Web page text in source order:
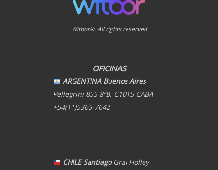
Witbor®. All rights reserved
OFICINAS
ARGENTINA Buenos Aires
Pellegrini 855 8ªB. C1015 CABA
+54(11)5365-7642
CHILE Santiago Gral Holley